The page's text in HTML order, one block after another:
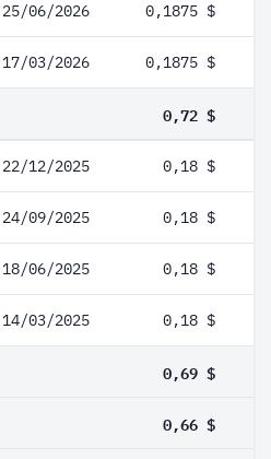
25/06/2026 0,1875 $
17/03/2026 0,1875 $
0,72 $
22/12/2025 0,18 $
24/09/2025 0,18 $
18/06/2025 0,18 $
14/03/2025 0,18 $
0,69 $
0,66 $